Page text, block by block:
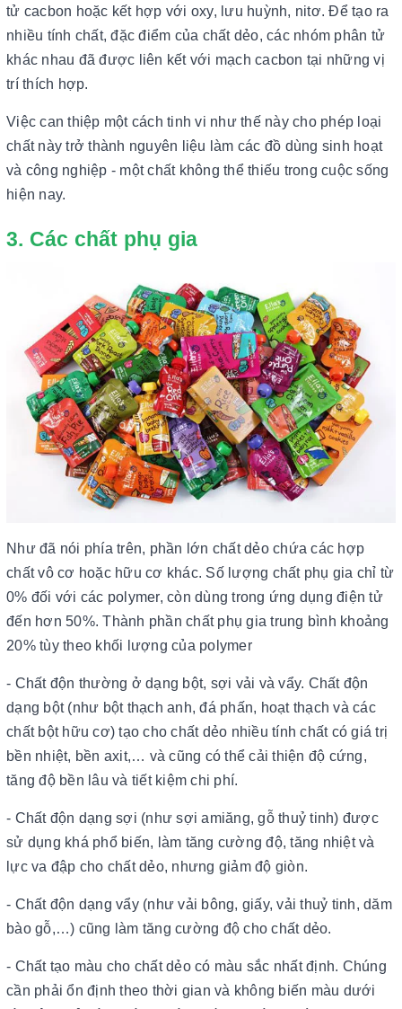
tử cacbon hoặc kết hợp với oxy, lưu huỳnh, nitơ. Để tạo ra
nhiều tính chất, đặc điểm của chất dẻo, các nhóm phân tử
khác nhau đã được liên kết với mạch cacbon tại những vị
trí thích hợp.
Việc can thiệp một cách tinh vi như thế này cho phép loại
chất này trở thành nguyên liệu làm các đồ dùng sinh hoạt
và công nghiệp - một chất không thể thiếu trong cuộc sống
hiện nay.
3. Các chất phụ gia
Như đã nói phía trên, phần lớn chất dẻo chứa các hợp
chất vô cơ hoặc hữu cơ khác. Số lượng chất phụ gia chỉ từ
0% đối với các polymer, còn dùng trong ứng dụng điện tử
đến hơn 50%. Thành phần chất phụ gia trung bình khoảng
20% tùy theo khối lượng của polymer
- Chất độn thường ở dạng bột, sợi vải và vẩy. Chất độn
dạng bột (như bột thạch anh, đá phấn, hoạt thạch và các
chất bột hữu cơ) tạo cho chất dẻo nhiều tính chất có giá trị
bền nhiệt, bền axit,… và cũng có thể cải thiện độ cứng,
tăng độ bền lâu và tiết kiệm chi phí.
- Chất độn dạng sợi (như sợi amiăng, gỗ thuỷ tinh) được
sử dụng khá phổ biến, làm tăng cường độ, tăng nhiệt và
lực va đập cho chất dẻo, nhưng giảm độ giòn.
- Chất độn dạng vẩy (như vải bông, giấy, vải thuỷ tinh, dăm
bào gỗ,…) cũng làm tăng cường độ cho chất dẻo.
- Chất tạo màu cho chất dẻo có màu sắc nhất định. Chúng
cần phải ổn định theo thời gian và không biến màu dưới